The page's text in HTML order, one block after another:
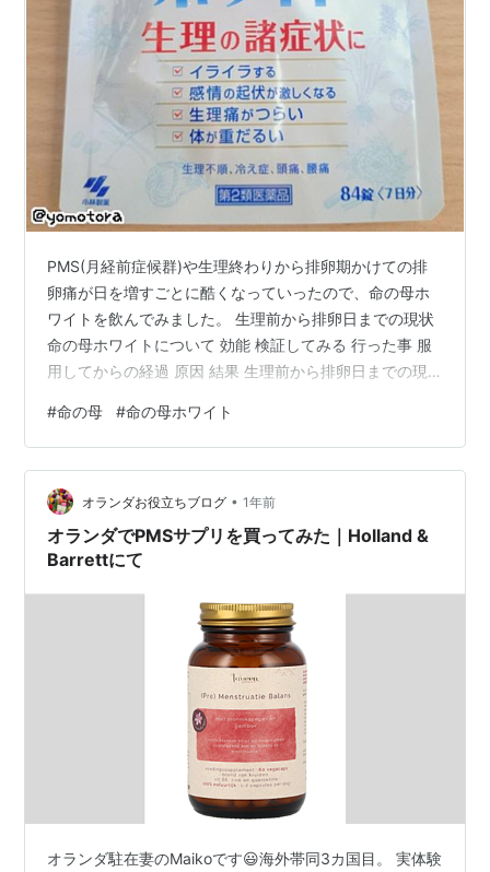
PMS(月経前症候群)や生理終わりから排卵期かけての排
卵痛が日を増すごとに酷くなっていったので、命の母ホ
ワイトを飲んでみました。 生理前から排卵日までの現状
命の母ホワイトについて 効能 検証してみる 行った事 服
用してからの経過 原因 結果 生理前から排卵日までの現
★生理前に首から肩にかけて凝りやつまった感じ、痛み
★冷や汗が出るほどの排卵痛 ★腹痛、下痢 ★湿疹や蕁麻
疹 これらの症状が一気に押し寄せるわけではありません
が何かしらの症状が必ず出ています。 命の母ホワイトに
ついて 服用方法は1回4錠を1日3回毎食後に水又はお湯で
服用で15歳…
#命の母 #命の母ホワイト
オランダお役立ちブログ • 1年前
オランダでPMSサプリを買ってみた｜Holland &
Barrettにて
オランダ駐在妻のMaikoです😃海外帯同3カ国目。 実体験